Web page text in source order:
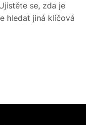
se, zda je
hledat jiná klíčová